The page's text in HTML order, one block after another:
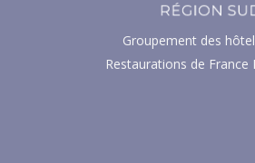
Groupement des
Restaurations de France